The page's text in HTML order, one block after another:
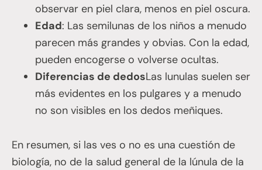
observar en piel clara, menos en piel oscura.
Edad: Las semilunas de los niños a menudo
parecen más grandes y obvias. Con la edad,
pueden encogerse o volverse ocultas.
Diferencias de dedosLas lunulas suelen ser
más evidentes en los pulgares y a menudo
no son visibles en los dedos meñiques.
En resumen, si las ves o no es una cuestión de
biología, no de la salud general de la lúnula de la